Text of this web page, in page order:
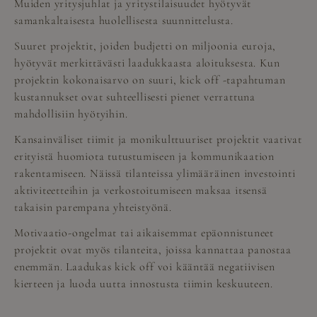
Muiden yritysjuhlat ja yritystilaisuudet hyötyvät
samankaltaisesta huolellisesta suunnittelusta.
Suuret projektit, joiden budjetti on miljoonia euroja,
hyötyvät merkittävästi laadukkaasta aloituksesta. Kun
projektin kokonaisarvo on suuri, kick off -tapahtuman
kustannukset ovat suhteellisesti pienet verrattuna
mahdollisiin hyötyihin.
Kansainväliset tiimit ja monikulttuuriset projektit vaativat
erityistä huomiota tutustumiseen ja kommunikaation
rakentamiseen. Näissä tilanteissa ylimääräinen investointi
aktiviteetteihin ja verkostoitumiseen maksaa itsensä
takaisin parempana yhteistyönä.
Motivaatio-ongelmat tai aikaisemmat epäonnistuneet
projektit ovat myös tilanteita, joissa kannattaa panostaa
enemmän. Laadukas kick off voi kääntää negatiivisen
kierteen ja luoda uutta innostusta tiimin keskuuteen.